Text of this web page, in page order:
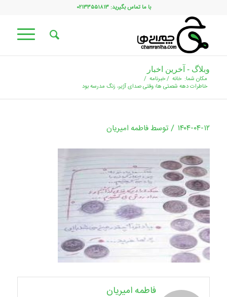
با ما تماس بگیرید: ۰۲۱۳۳۵۵۱۸۱۳
وبلاگ - آخرین اخبار
مکان شما: خانه /خبرنامه /
خاطرات دهه شصتی ها؛ وقتی صدای آژیر، زنگ مدرسه بود
۱۴۰۴-۰۴-۱۲ / توسطفاطمه امیریان
فاطمه امیریان